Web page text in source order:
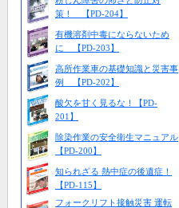
策！ 【PD-204】
有機溶剤中毒にならないため
に 【PD-203】
高所作業車の基礎知識と災害事
例 【PD-202】
酸欠を甘く見るな！【PD-
201】
除染作業の安全衛生マニュアル
【PD-200】
知られざる 熱中症の後遺症！
【PD-115】
フォークリフト接触災害 運転